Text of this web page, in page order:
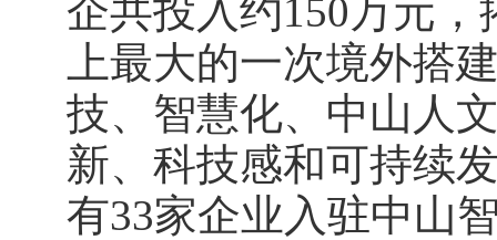
企共投入约150万元
上最大的一次境外搭
技、智慧化、中山人
新、科技感和可持续
有33家企业入驻中山